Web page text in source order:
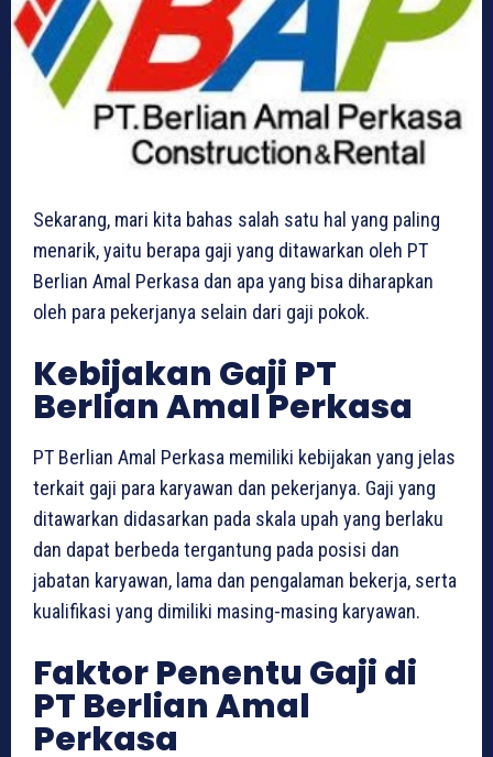
Sekarang, mari kita bahas salah satu hal yang paling
menarik, yaitu berapa gaji yang ditawarkan oleh PT
Berlian Amal Perkasa dan apa yang bisa diharapkan
oleh para pekerjanya selain dari gaji pokok.
Kebijakan Gaji PT
Berlian Amal Perkasa
PT Berlian Amal Perkasa memiliki kebijakan yang jelas
terkait gaji para karyawan dan pekerjanya. Gaji yang
ditawarkan didasarkan pada skala upah yang berlaku
dan dapat berbeda tergantung pada posisi dan
jabatan karyawan, lama dan pengalaman bekerja, serta
kualifikasi yang dimiliki masing-masing karyawan.
Faktor Penentu Gaji di
PT Berlian Amal
Perkasa